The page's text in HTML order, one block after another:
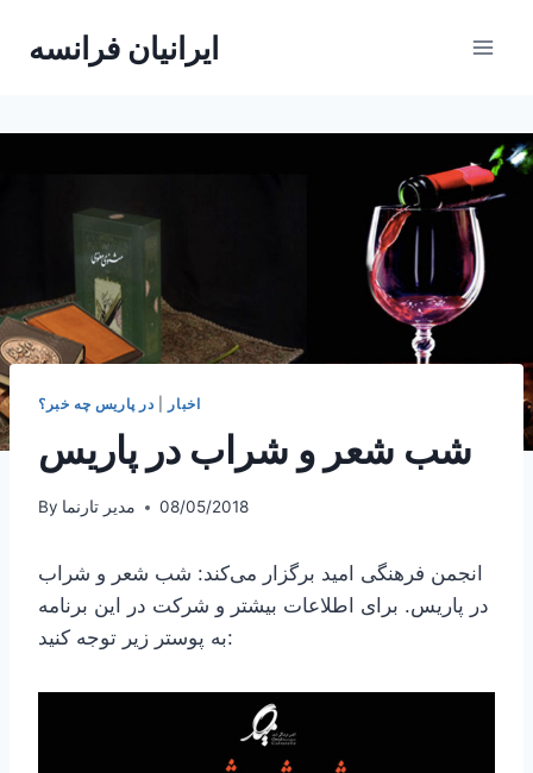
ایرانیان فرانسه
اخبار در پاریس چه خبر؟
شب شعر و شراب در پاریس
By مدیر تارنما 08/05/2018
انجمن فرهنگی امید برگزار می‌کند: شب شعر و شراب
در پاریس. برای اطلاعات بیشتر و شرکت در این برنامه
به پوستر زیر توجه کنید: